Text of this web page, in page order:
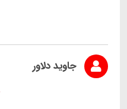
جاوید دلاور